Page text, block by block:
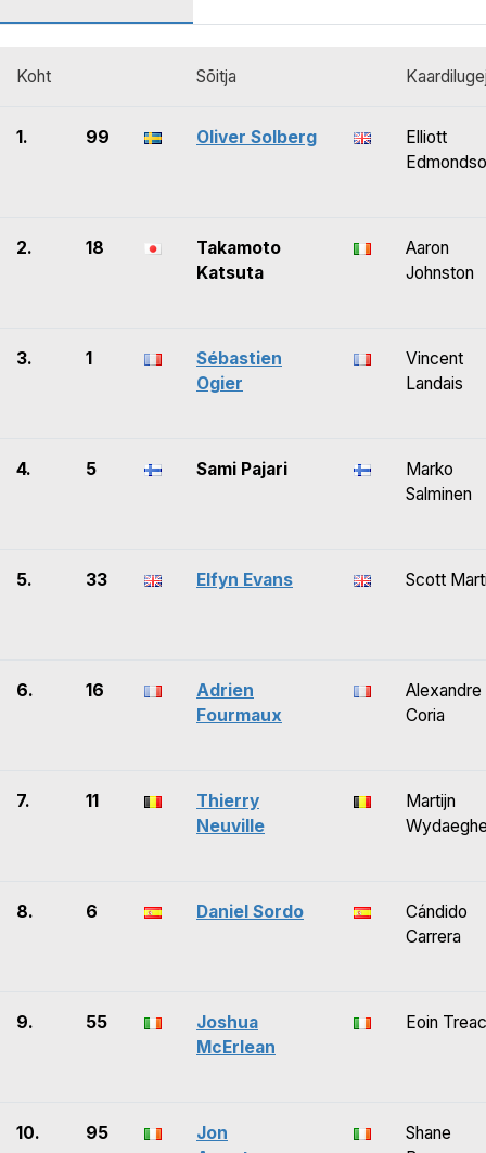
Koht Sõitja
1. 99 Oliver Solberg
Elliott
2. 18
Takamoto
Katsuta
Aaron
Johnston
3. 1
Sébastien
Ogier
Vincent
Landais
4. 5 Sami Pajari
Marko
Salminen
5. 33 Elfyn Evans Scott
6. 16
Adrien
Fourmaux
Alexandre
Coria
7. 11
Thierry
Neuville
Martijn
8. 6 Daniel Sordo
Cándido
Carrera
9. 55
Joshua
McErlean
Eoin
10. 95
Jon
Shane